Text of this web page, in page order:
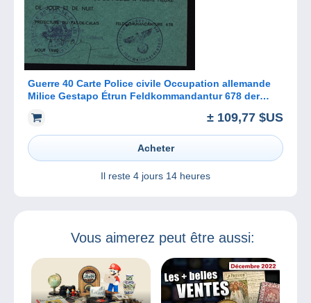
Guerre 40 Carte Police civile Occupation allemande
Milice Gestapo Étrun Feldkommandantur 678 der
± 109,77 $US
Acheter
Il reste 4 jours 14 heures
Vous aimerez peut être aussi: